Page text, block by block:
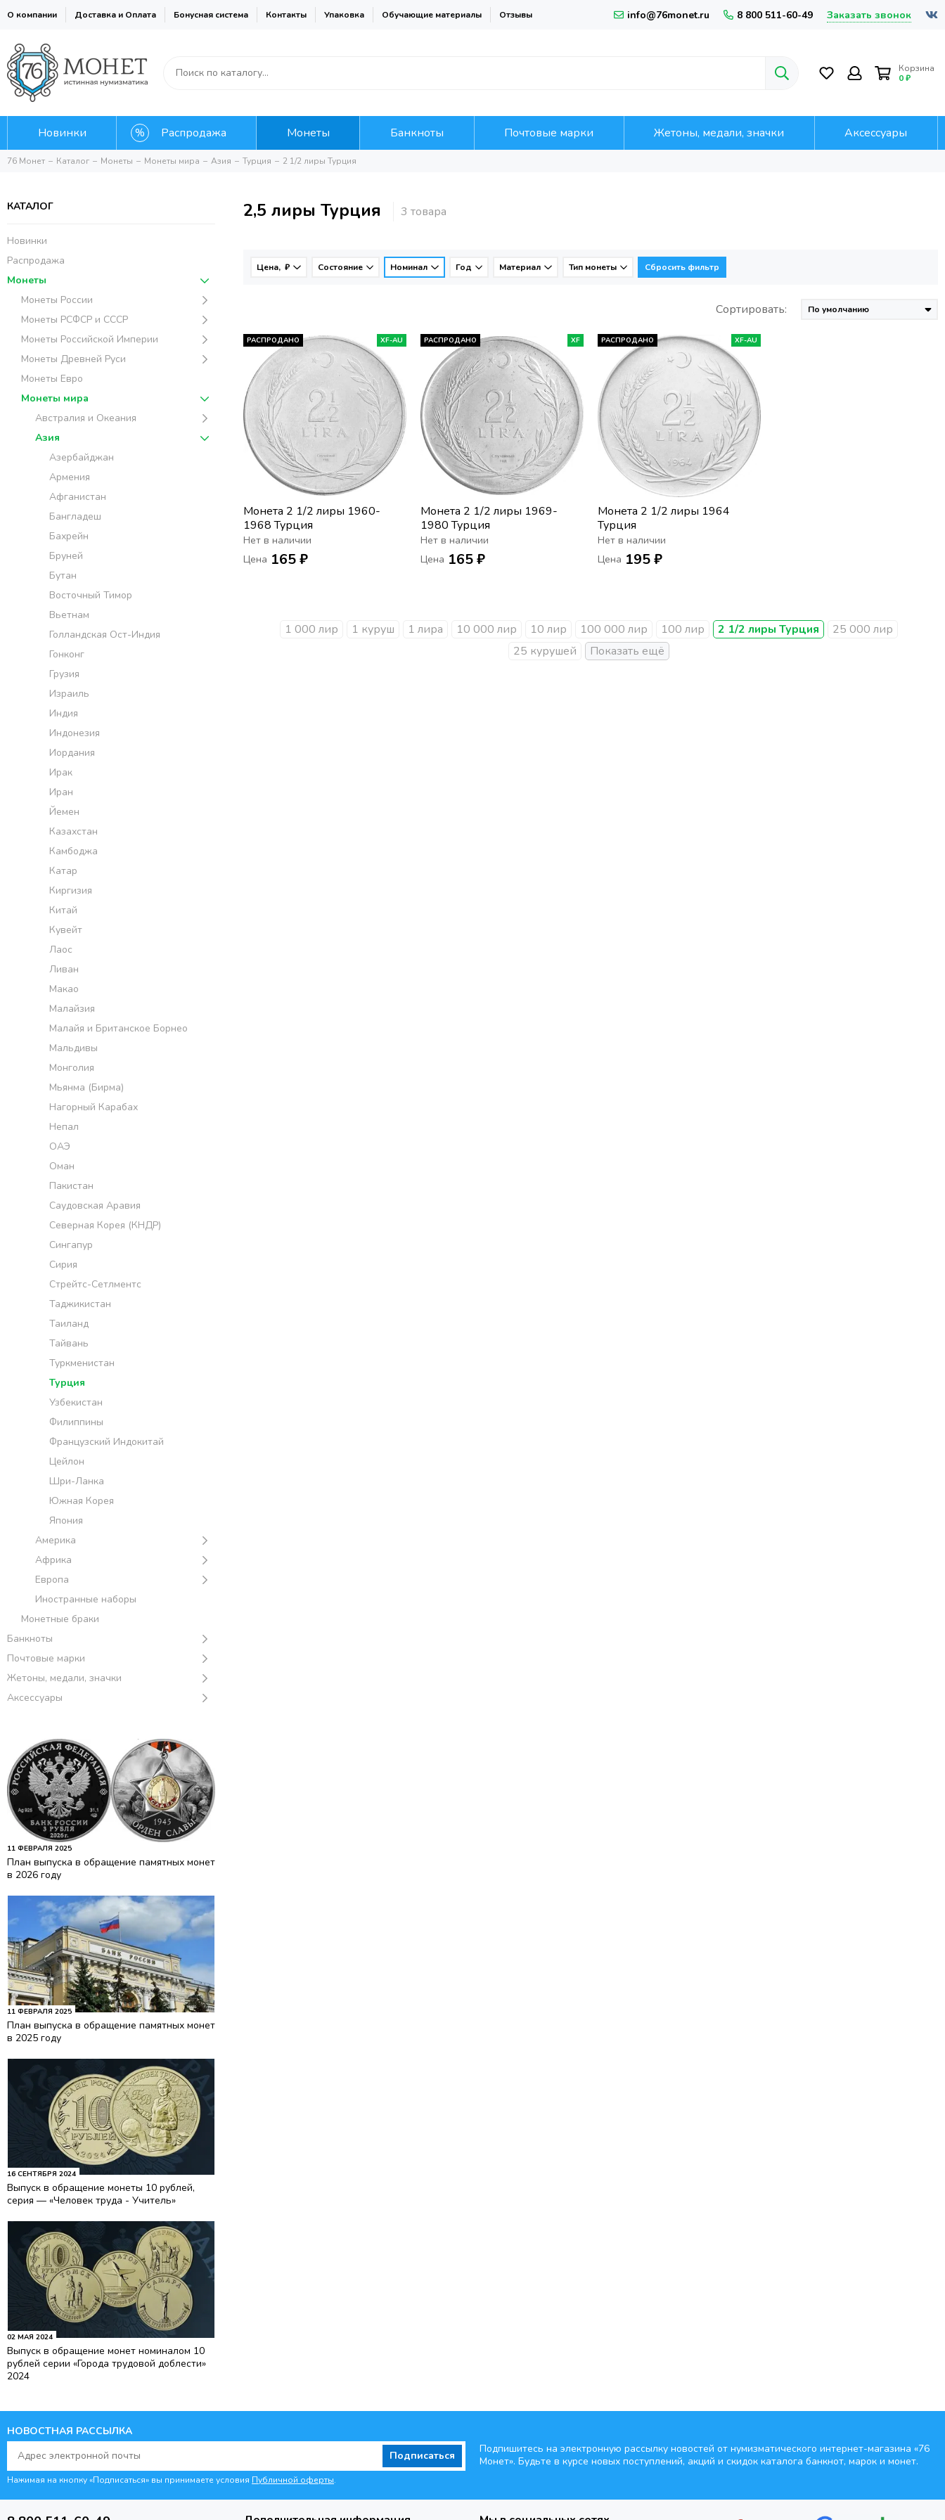
О компании Доставка и Оплата Бонусная система Контакты Упаковка Обучающие материалы Отзывы info@76monet.ru 8 800 511-60-49 Заказать звонок
Корзина
0 ₽
Новинки Распродажа Монеты Банкноты Почтовые марки Жетоны, медали, значки Аксессуары
76 Монет Каталог Монеты Монеты мира Азия Турция 2 1/2 лиры Турция
КАТАЛОГ
Новинки
Распродажа
Монеты
Монеты России
Монеты РСФСР и СССР
Монеты Российской Империи
Монеты Древней Руси
Монеты Евро
Монеты мира
Австралия и Океания
Азия
Азербайджан
Армения
Афганистан
Бангладеш
Бахрейн
Бруней
Бутан
Восточный Тимор
Вьетнам
Голландская Ост-Индия
Гонконг
Грузия
Израиль
Индия
Индонезия
Иордания
Ирак
Иран
Йемен
Казахстан
Камбоджа
Катар
Киргизия
Китай
Кувейт
Лаос
Ливан
Макао
Малайзия
Малайя и Британское Борнео
Мальдивы
Монголия
Мьянма (Бирма)
Нагорный Карабах
Непал
ОАЭ
Оман
Пакистан
Саудовская Аравия
Северная Корея (КНДР)
Сингапур
Сирия
Стрейтс-Сетлментс
Таджикистан
Таиланд
Тайвань
Туркменистан
Турция
Узбекистан
Филиппины
Французский Индокитай
Цейлон
Шри-Ланка
Южная Корея
Япония
Америка
Африка
Европа
Иностранные наборы
Монетные браки
Банкноты
Почтовые марки
Жетоны, медали, значки
Аксессуары
11 ФЕВРАЛЯ 2025
План выпуска в обращение памятных монет
в 2026 году
11 ФЕВРАЛЯ 2025
План выпуска в обращение памятных монет
в 2025 году
16 СЕНТЯБРЯ 2024
Выпуск в обращение монеты 10 рублей,
серия — «Человек труда - Учитель»
02 МАЯ 2024
Выпуск в обращение монет номиналом 10
рублей серии «Города трудовой доблести»
2024
2,5 лиры Турция
Цена, ₽ Состояние Номинал Год Материал Тип монеты Сбросить фильтр
Сортировать:
РАСПРОДАНО XF-AU
Монета 2 1/2 лиры 1960-
1968 Турция
Нет в наличии
Цена 165 ₽
РАСПРОДАНО XF
Монета 2 1/2 лиры 1969-
1980 Турция
Нет в наличии
Цена 165 ₽
РАСПРОДАНО XF-AU
Монета 2 1/2 лиры 1964
Турция
Нет в наличии
Цена 195 ₽
1 000 лир 1 куруш 1 лира 10 000 лир 10 лир 100 000 лир 100 лир 2 1/2 лиры Турция
25 000 лир
25 курушей
НОВОСТНАЯ РАССЫЛКА
Подписаться
Нажимая на кнопку «Подписаться» вы принимаете условия Публичной оферты.
Подпишитесь на электронную рассылку новостей от нумизматического интернет-магазина «76
Монет». Будьте в курсе новых поступлений, акций и скидок каталога банкнот, марок и монет.